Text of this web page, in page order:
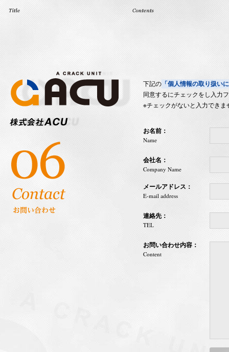
下記の 「個人情報の取り扱い
同意するにチェックをし入力
※チェックがないと入力できま
お名前：
Name
会社名：
Company Name
メールアドレス：
E-mail address
連絡先：
TEL
お問い合わせ内容：
Content